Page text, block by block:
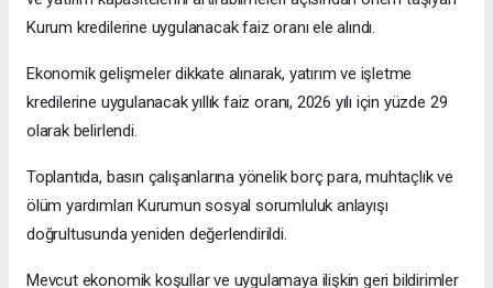
Kurum kredilerine uygulanacak faiz oranı ele alındı.
Ekonomik gelişmeler dikkate alınarak, yatırım ve işletme
kredilerine uygulanacak yıllık faiz oranı, 2026 yılı için yüzde 29
olarak belirlendi.
Toplantıda, basın çalışanlarına yönelik borç para, muhtaçlık ve
ölüm yardımları Kurumun sosyal sorumluluk anlayışı
doğrultusunda yeniden değerlendirildi.
Mevcut ekonomik koşullar ve uygulamaya ilişkin geri bildirimler